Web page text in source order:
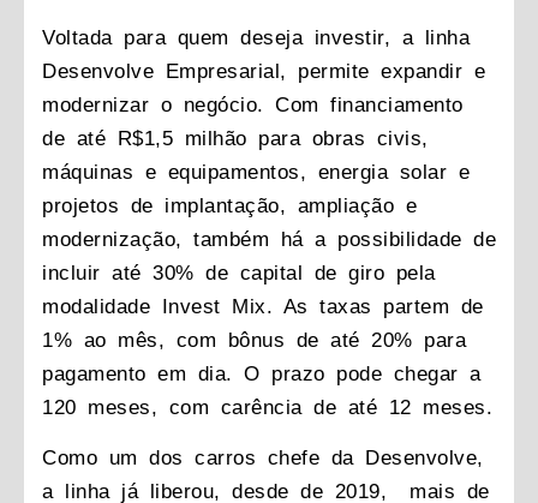
Voltada para quem deseja investir, a linha
Desenvolve Empresarial, permite expandir e
modernizar o negócio. Com financiamento
de até R$1,5 milhão para obras civis,
máquinas e equipamentos, energia solar e
projetos de implantação, ampliação e
modernização, também há a possibilidade de
incluir até 30% de capital de giro pela
modalidade Invest Mix. As taxas partem de
1% ao mês, com bônus de até 20% para
pagamento em dia. O prazo pode chegar a
120 meses, com carência de até 12 meses.
Como um dos carros chefe da Desenvolve,
a linha já liberou, desde de 2019, mais de